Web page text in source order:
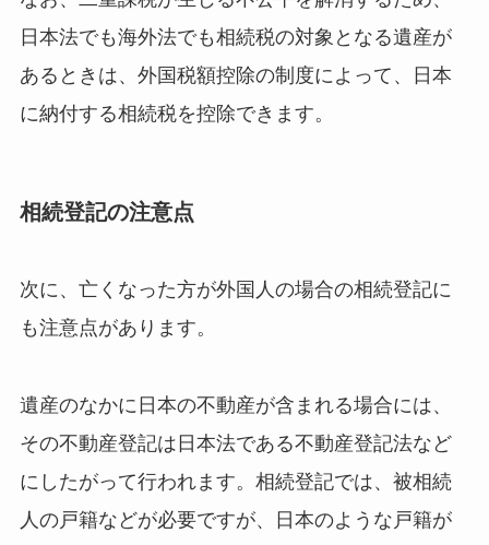
日本法でも海外法でも相続税の対象となる遺産が
あるときは、外国税額控除の制度によって、日本
に納付する相続税を控除できます。
相続登記の注意点
次に、亡くなった方が外国人の場合の相続登記に
も注意点があります。
遺産のなかに日本の不動産が含まれる場合には、
その不動産登記は日本法である不動産登記法など
にしたがって行われます。相続登記では、被相続
人の戸籍などが必要ですが、日本のような戸籍が